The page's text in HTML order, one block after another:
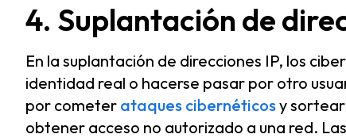
4. Suplantación de
En la suplantación de direcciones IP, los
identidad real o hacerse pasar por otro
por cometer ataques cibernéticosy sortear
obtener acceso no autorizado a una red.